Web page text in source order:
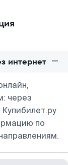
интернет
через
по